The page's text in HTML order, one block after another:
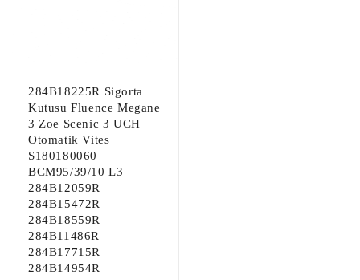
284B18225R Sigorta
Kutusu Fluence Megane
3 Zoe Scenic 3 UCH
Otomatik Vites
S180180060
BCM95/39/10 L3
284B12059R
284B15472R
284B18559R
284B11486R
284B17715R
284B14954R